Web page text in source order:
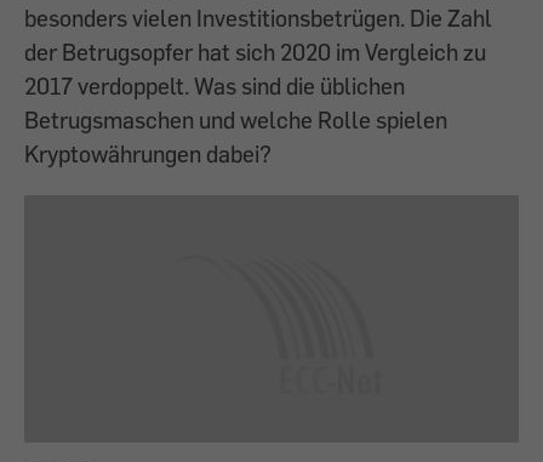
besonders vielen Investitionsbetrügen. Die Zahl
der Betrugsopfer hat sich 2020 im Vergleich zu
2017 verdoppelt. Was sind die üblichen
Betrugsmaschen und welche Rolle spielen
Kryptowährungen dabei?